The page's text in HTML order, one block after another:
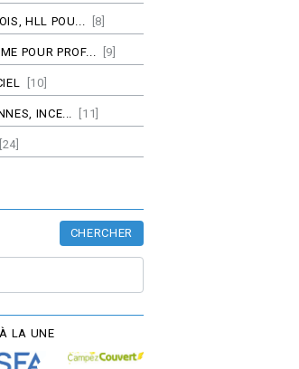
HLL POU... [8]
POUR PROF... [9]
[10]
INCE... [11]
[24]
CHERCHER
LA UNE